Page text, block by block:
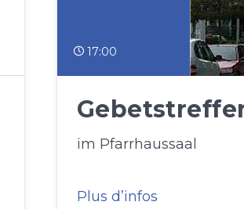
17:00
im Pfarrhaussaal
Plus d’infos